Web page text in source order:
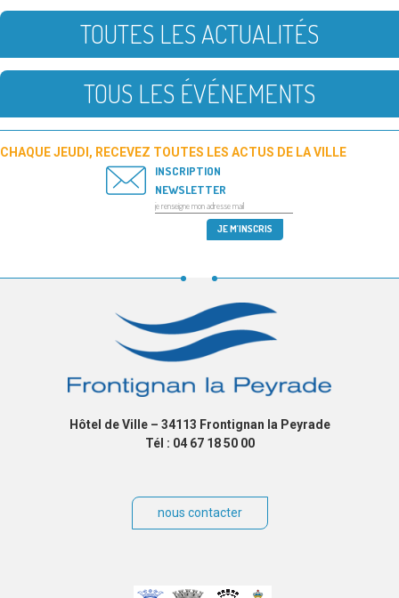
TOUTES LES ACTUALITÉS
TOUS LES ÉVÉNEMENTS
CHAQUE JEUDI, RECEVEZ TOUTES LES ACTUS DE LA VILLE
INSCRIPTION
NEWSLETTER
Hôtel de Ville – 34113 Frontignan la Peyrade
Tél : 04 67 18 50 00
nous contacter